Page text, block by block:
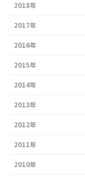
2018年
2017年
2016年
2015年
2014年
2013年
2012年
2011年
2010年